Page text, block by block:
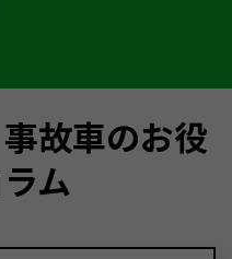
故車のお役
ム